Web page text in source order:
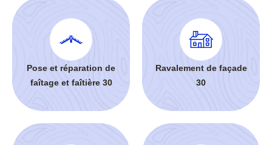
Pose et réparation de
faîtage et faîtière 30
Ravalement de façade
30